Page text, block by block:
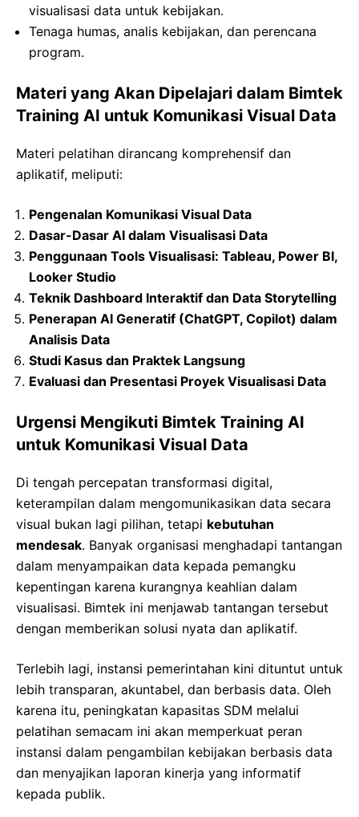
visualisasi data untuk kebijakan.
Tenaga humas, analis kebijakan, dan perencana
program.
Materi yang Akan Dipelajari dalam Bimtek
Training AI untuk Komunikasi Visual Data
Materi pelatihan dirancang komprehensif dan
aplikatif, meliputi:
Pengenalan Komunikasi Visual Data
Dasar-Dasar AI dalam Visualisasi Data
Penggunaan Tools Visualisasi: Tableau, Power BI,
Looker Studio
Teknik Dashboard Interaktif dan Data Storytelling
Penerapan AI Generatif (ChatGPT, Copilot) dalam
Analisis Data
Studi Kasus dan Praktek Langsung
Evaluasi dan Presentasi Proyek Visualisasi Data
Urgensi Mengikuti Bimtek Training AI
untuk Komunikasi Visual Data
Di tengah percepatan transformasi digital,
keterampilan dalam mengomunikasikan data secara
visual bukan lagi pilihan, tetapi kebutuhan
mendesak. Banyak organisasi menghadapi tantangan
dalam menyampaikan data kepada pemangku
kepentingan karena kurangnya keahlian dalam
visualisasi. Bimtek ini menjawab tantangan tersebut
dengan memberikan solusi nyata dan aplikatif.
Terlebih lagi, instansi pemerintahan kini dituntut untuk
lebih transparan, akuntabel, dan berbasis data. Oleh
karena itu, peningkatan kapasitas SDM melalui
pelatihan semacam ini akan memperkuat peran
instansi dalam pengambilan kebijakan berbasis data
dan menyajikan laporan kinerja yang informatif
kepada publik.